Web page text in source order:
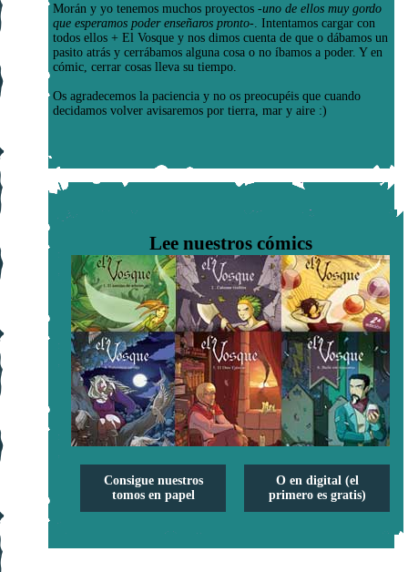
Morán y yo tenemos muchos proyectos -uno de ellos muy gordo
que esperamos poder enseñaros pronto- . Intentamos cargar con
todos ellos + El Vosque y nos dimos cuenta de que o dábamos un
pasito atrás y cerrábamos alguna cosa o no íbamos a poder. Y en
cómic, cerrar cosas lleva su tiempo.
Os agradecemos la paciencia y no os preocupéis que cuando
decidamos volver avisaremos por tierra, mar y aire :)
Lee nuestros cómics
Consigue nuestros
tomos en papel
O en digital (el
primero es gratis)